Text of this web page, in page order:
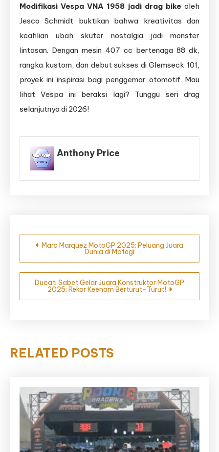
Modifikasi Vespa VNA 1958 jadi drag bike oleh
Jesco Schmidt buktikan bahwa kreativitas dan
keahlian ubah skuter nostalgia jadi monster
lintasan. Dengan mesin 407 cc bertenaga 88 dk,
rangka kustom, dan debut sukses di Glemseck 101,
proyek ini inspirasi bagi penggemar otomotif. Mau
lihat Vespa ini beraksi lagi? Tunggu seri drag
selanjutnya di 2026!
Anthony Price
Navigasi
pos
Marc Marquez MotoGP 2025: Peluang Juara
Dunia di Motegi
Ducati Sabet Gelar Juara Konstruktor MotoGP
2025: Rekor Keenam Berturut-Turut!
RELATED POSTS